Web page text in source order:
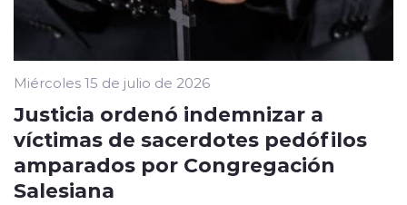
Miércoles 15 de julio de 2026
Justicia ordenó indemnizar a
víctimas de sacerdotes pedófilos
amparados por Congregación
Salesiana